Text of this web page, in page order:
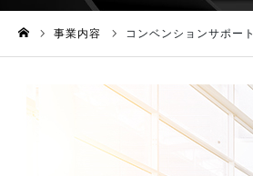
事業内容 コンベンションサポート